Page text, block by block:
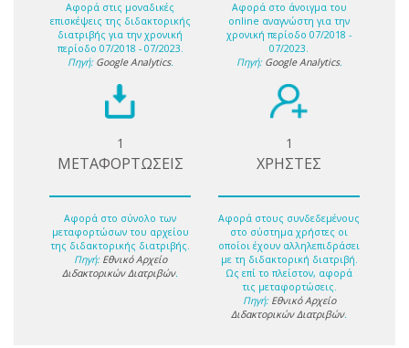
Αφορά στις μοναδικές
επισκέψεις της διδακτορικής
διατριβής για την χρονική
περίοδο 07/2018 - 07/2023.
Πηγή: Google Analytics.
Αφορά στο άνοιγμα του
online αναγνώστη για την
χρονική περίοδο 07/2018 -
07/2023.
Πηγή: Google Analytics.
1
ΜΕΤΑΦΟΡΤΩΣΕΙΣ
Αφορά στο σύνολο των
μεταφορτώσων του αρχείου
της διδακτορικής διατριβής.
Πηγή: Εθνικό Αρχείο
Διδακτορικών Διατριβών.
1
ΧΡΗΣΤΕΣ
Αφορά στους συνδεδεμένους
στο σύστημα χρήστες οι
οποίοι έχουν αλληλεπιδράσει
με τη διδακτορική διατριβή.
Ως επί το πλείστον, αφορά
τις μεταφορτώσεις.
Πηγή: Εθνικό Αρχείο
Διδακτορικών Διατριβών.